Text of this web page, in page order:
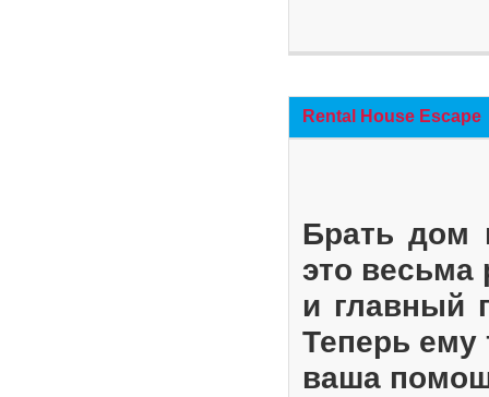
Rental House Escape
Брать дом
это весьма
и главный
Теперь ему
ваша